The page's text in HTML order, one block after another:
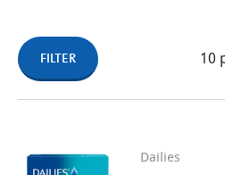
bevochtigd telkens wanneer u
comfortabel gevoel. Ontdek
DAILIES contactlenzen bij u
FILTER 10
Dailies